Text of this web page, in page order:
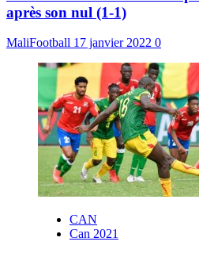
après son nul (1-1)
MaliFootball 17 janvier 2022 0
CAN
Can 2021